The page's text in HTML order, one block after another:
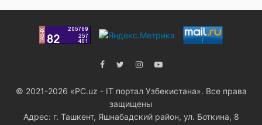
© 2021-2026 «PC.uz - IT портал Узбекистана». Все права
защищены
Адрес: г. Ташкент, Яшнабадский район, ул. Боткина, 8